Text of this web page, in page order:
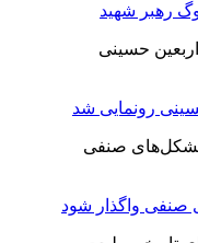
رونمایی شد
صنفی واگذار شود